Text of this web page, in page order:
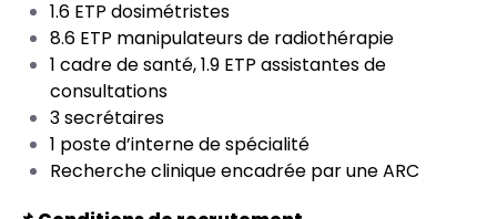
1.6 ETP dosimétristes
8.6 ETP manipulateurs de radiothérapie
1 cadre de santé, 1.9 ETP assistantes de
consultations
3 secrétaires
1 poste d’interne de spécialité
Recherche clinique encadrée par une ARC